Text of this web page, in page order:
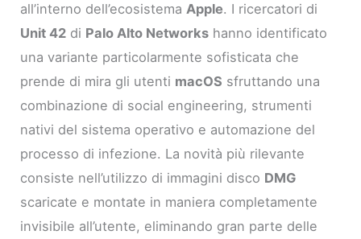
all’interno dell’ecosistemaApple. I ricercatori di
Unit 42 di Palo Alto Networks hanno identificato
una variante particolarmente sofisticata che
prende di mira gli utenti macOS sfruttando una
combinazione di social engineering, strumenti
nativi del sistema operativo e automazione del
processo di infezione. La novità più rilevante
consiste nell’utilizzo di immagini disco DMG
scaricate e montate in maniera completamente
invisibile all’utente, eliminando gran parte delle